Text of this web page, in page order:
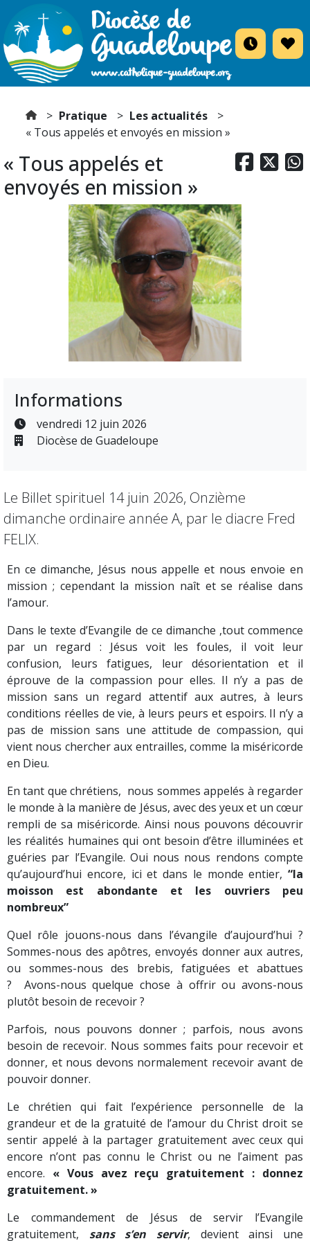
Pratique
Les actualités
« Tous appelés et envoyés en mission »
  
« Tous appelés et
envoyés en mission »
Informations
vendredi 12 juin 2026
Diocèse de Guadeloupe
Le Billet spirituel 14 juin 2026, Onzième
dimanche ordinaire année A, par le diacre Fred
FELIX.
En ce dimanche, Jésus nous appelle et nous envoie en
mission ; cependant la mission naît et se réalise dans
l’amour.
Dans le texte d’Evangile de ce dimanche ,tout commence
par un regard : Jésus voit les foules, il voit leur
confusion, leurs fatigues, leur désorientation et il
éprouve de la compassion pour elles. Il n’y a pas de
mission sans un regard attentif aux autres, à leurs
conditions réelles de vie, à leurs peurs et espoirs. Il n’y a
pas de mission sans une attitude de compassion, qui
vient nous chercher aux entrailles, comme la miséricorde
en Dieu.
En tant que chrétiens, nous sommes appelés à regarder
le monde à la manière de Jésus, avec des yeux et un cœur
rempli de sa miséricorde. Ainsi nous pouvons découvrir
les réalités humaines qui ont besoin d’être illuminées et
guéries par l’Evangile. Oui nous nous rendons compte
qu’aujourd’hui encore, ici et dans le monde entier, “la
moisson est abondante et les ouvriers peu
nombreux”
Quel rôle jouons-nous dans l’évangile d’aujourd’hui ?
Sommes-nous des apôtres, envoyés donner aux autres,
ou sommes-nous des brebis, fatiguées et abattues
? Avons-nous quelque chose à offrir ou avons-nous
plutôt besoin de recevoir ?
Parfois, nous pouvons donner ; parfois, nous avons
besoin de recevoir. Nous sommes faits pour recevoir et
donner, et nous devons normalement recevoir avant de
pouvoir donner.
Le chrétien qui fait l’expérience personnelle de la
grandeur et de la gratuité de l’amour du Christ droit se
sentir appelé à la partager gratuitement avec ceux qui
encore n’ont pas connu le Christ ou ne l’aiment pas
encore. « Vous avez reçu gratuitement : donnez
gratuitement. »
Le commandement de Jésus de servir l’Evangile
gratuitement, sans s’en servir, devient ainsi une